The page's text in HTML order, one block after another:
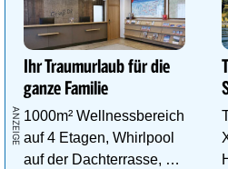
Ihr Traumurlaub für die
ganze Familie
1000m² Wellnessbereich
auf 4 Etagen, Whirlpool
auf der Dachterrasse, 4